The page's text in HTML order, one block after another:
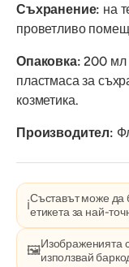
Съхранение: на
проветливо
Опаковка: 200 мл
пластмаса за
козметика.
Производител:
ℹ️Съставът може да
етикета за най-
🖼️Изображенията
използвай